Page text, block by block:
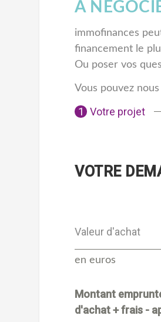
À
immofinances
financement le
Ou poser vos
Vous pouvez
Votre projet
VOTRE
Valeur d'achat
en euros
Montant
d'achat + frais -